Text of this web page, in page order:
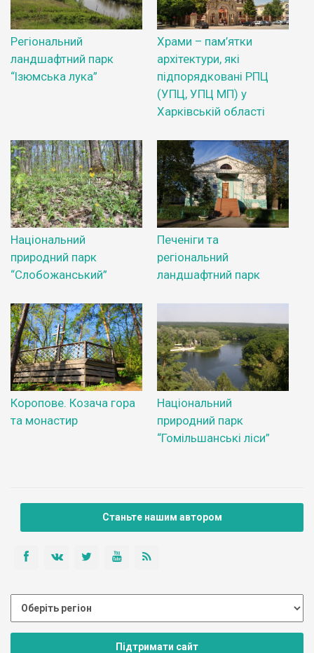
Регіональний
ландшафтний парк
“Ізюмська лука”
Храми – пам’ятки
архітектури, які
підпорядковані РПЦ
(УПЦ, УПЦ МП) у
Харківській області
Національний
природний парк
“Слобожанський”
Печеніги та
регіональний
ландшафтний парк
Коропове. Козача гора
та монастир
Національний
природний парк
“Гомільшанські ліси”
Станьте нашим автором
Підтримати сайт